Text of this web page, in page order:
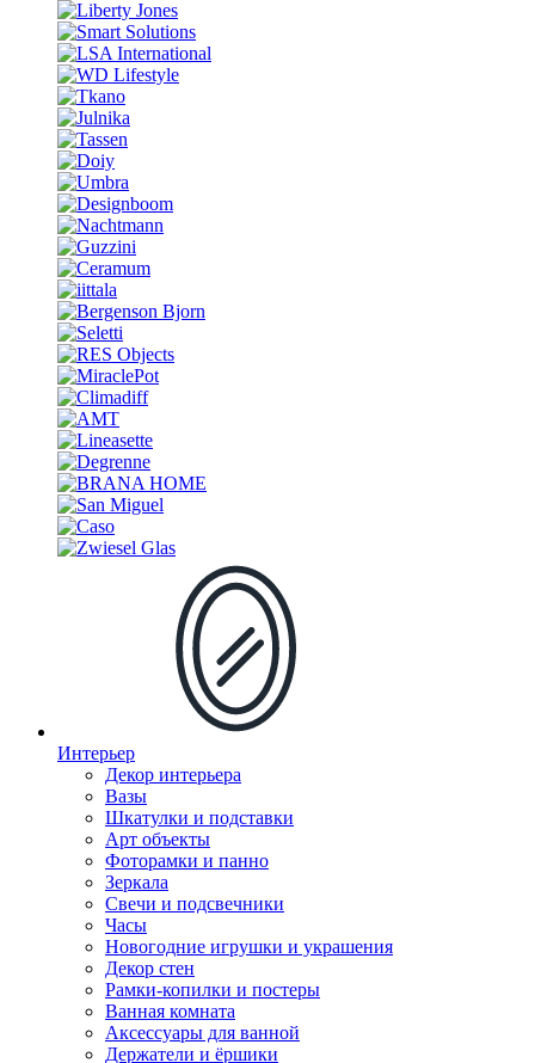
Интерьер
Декор интерьера
Вазы
Шкатулки и подставки
Арт объекты
Фоторамки и панно
Зеркала
Свечи и подсвечники
Часы
Новогодние игрушки и украшения
Декор стен
Рамки-копилки и постеры
Ванная комната
Аксессуары для ванной
Держатели и ёршики